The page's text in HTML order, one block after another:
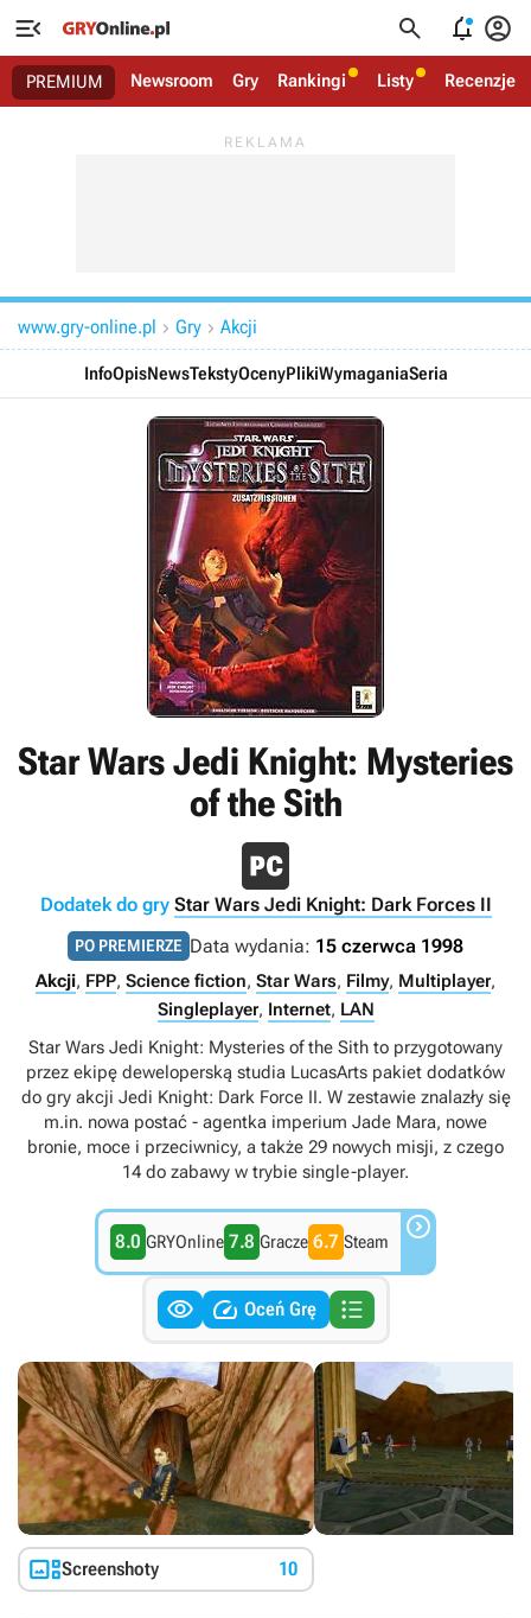
   
PREMIUM Newsroom Gry Rankingi Listy Recenzje
www.gry-online.pl  Gry  Akcji
InfoOpisNewsTekstyOcenyPlikiWymaganiaSeria
Star Wars Jedi Knight: Mysteries
of the Sith
Dodatek do gry Star Wars Jedi Knight: Dark Forces II
PO PREMIERZE Data wydania: 15 czerwca 1998
Akcji, FPP, Science fiction, Star Wars, Filmy, Multiplayer,
Singleplayer, Internet, LAN
Star Wars Jedi Knight: Mysteries of the Sith to przygotowany
przez ekipę deweloperską studia LucasArts pakiet dodatków
do gry akcji Jedi Knight: Dark Force II. W zestawie znalazły się
m.in. nowa postać - agentka imperium Jade Mara, nowe
bronie, moce i przeciwnicy, a także 29 nowych misji, z czego
14 do zabawy w trybie single-player.
8.0 GRYOnline 7.8 Gracze 6.7 Steam 
  Oceń Grę 
Screenshoty 10